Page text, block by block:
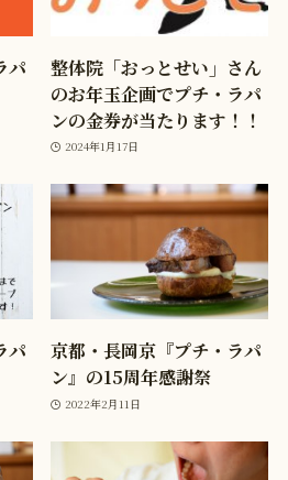
パ
整体院「おっとせい」さん
のお年玉企画でプチ・ラパ
ンの金券が当たります！！
2024年1月17日
パ
京都・長岡京『プチ・ラパ
ン』の15周年感謝祭
2022年2月11日